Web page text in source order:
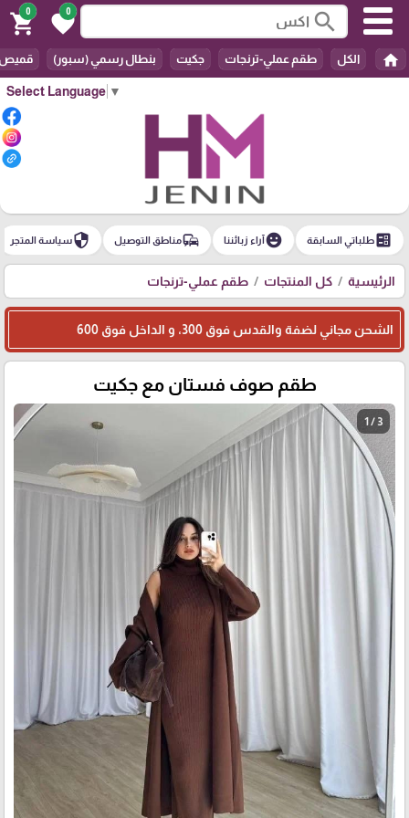
Select Language ▼
search
0
favorite
0
shopping_cart
home الكل طقم عملي-ترنجات جكيت بنطال رسمي (سبور)
ballotطلباتي السابقة emoji_emotionsآراء زبائننا commuteمناطق التوصيل securityسياسة المتجر
الرئيسية كل المنتجات طقم عملي-ترنجات
الشحن مجاني لضفة والقدس فوق 300، و الداخل فوق 600
طقم صوف فستان مع جكيت
1 / 3